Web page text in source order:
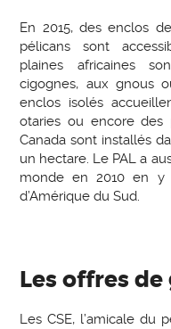
En 2015, des enclos
pélicans sont
plaines africaines
cigognes, aux gnous
enclos isolés
otaries ou encore des
Canada sont installés
un hectare. Le PAL a
monde en 2010 en y
d’Amérique du Sud.
Les offres
Les CSE, l’amicale du